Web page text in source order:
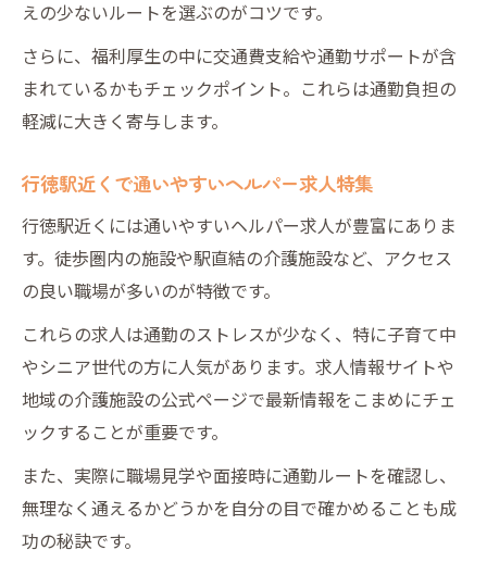
えの少ないルートを選ぶのがコツです。
さらに、福利厚生の中に交通費支給や通勤サポートが含
まれているかもチェックポイント。これらは通勤負担の
軽減に大きく寄与します。
行徳駅近くで通いやすいヘルパー求人特集
行徳駅近くには通いやすいヘルパー求人が豊富にありま
す。徒歩圏内の施設や駅直結の介護施設など、アクセス
の良い職場が多いのが特徴です。
これらの求人は通勤のストレスが少なく、特に子育て中
やシニア世代の方に人気があります。求人情報サイトや
地域の介護施設の公式ページで最新情報をこまめにチェ
ックすることが重要です。
また、実際に職場見学や面接時に通勤ルートを確認し、
無理なく通えるかどうかを自分の目で確かめることも成
功の秘訣です。